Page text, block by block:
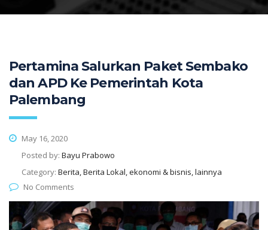
Pertamina Salurkan Paket Sembako
dan APD Ke Pemerintah Kota
Palembang
May 16, 2020
Posted by: Bayu Prabowo
Category: Berita, Berita Lokal, ekonomi & bisnis, lainnya
No Comments